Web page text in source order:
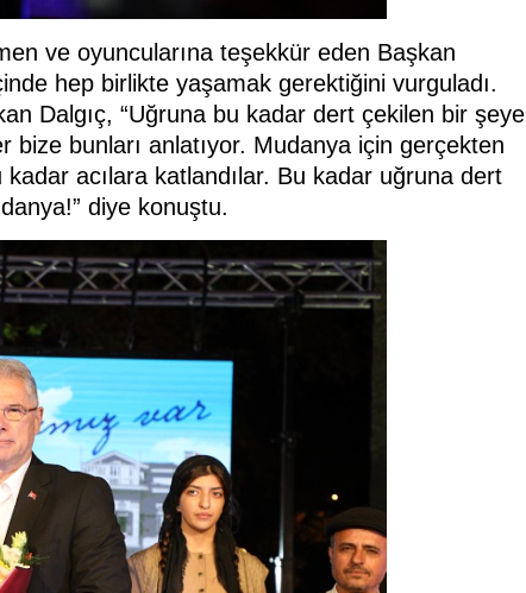
ve oyuncularına teşekkür eden Başkan
hep birlikte yaşamak gerektiğini vurguladı.
Dalgıç, “Uğruna bu kadar dert çekilen bir şeye
bize bunları anlatıyor. Mudanya için gerçekten
kadar acılara katlandılar. Bu kadar uğruna dert
diye konuştu.